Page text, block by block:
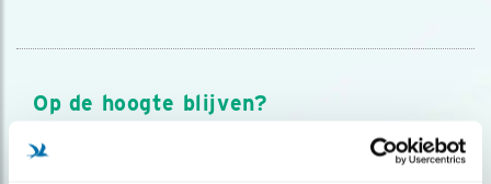
Op de hoogte blijven?
Meld je aan en ontvang nieuws, inspiratie, acties en tips
over vogels en activiteiten van Vogelbescherming.